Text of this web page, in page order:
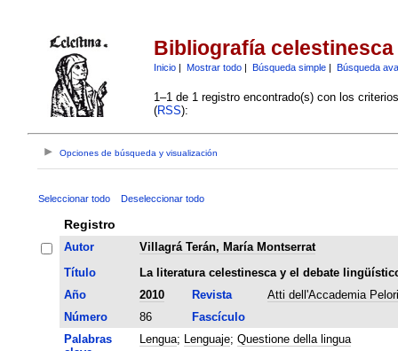
Bibliografía celestinesca
Inicio| Mostrar todo| Búsqueda simple| Búsqueda
1–1 de 1 registro encontrado(s) con los
(RSS):
Opciones de búsqueda y visualización
Seleccionar todo Deseleccionar todo
Registro
Autor
Villagrá Terán, María Montserrat
Título
La literatura celestinesca y el debate
Año
2010 Revista
Atti dell'Accademia
Número
86
Fascículo
Palabras
Lengua; Lenguaje; Questione della lingua